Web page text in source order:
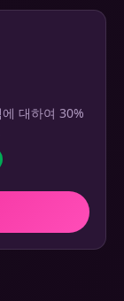
대하여 30%